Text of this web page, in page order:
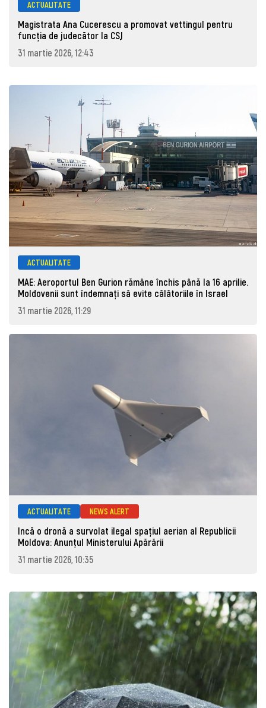
ACTUALITATE
Magistrata Ana Cucerescu a promovat vettingul pentru
funcția de judecător la CSJ
31 martie 2026, 12:43
ACTUALITATE
MAE: Aeroportul Ben Gurion rămâne închis până la 16 aprilie.
Moldovenii sunt îndemnați să evite călătoriile în Israel
31 martie 2026, 11:29
ACTUALITATE NEWS ALERT
Incă o dronă a survolat ilegal spațiul aerian al Republicii
Moldova: Anunţul Ministerului Apărării
31 martie 2026, 10:35